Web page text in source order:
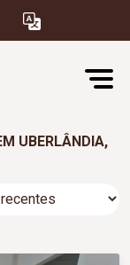
UBERLÂNDIA,